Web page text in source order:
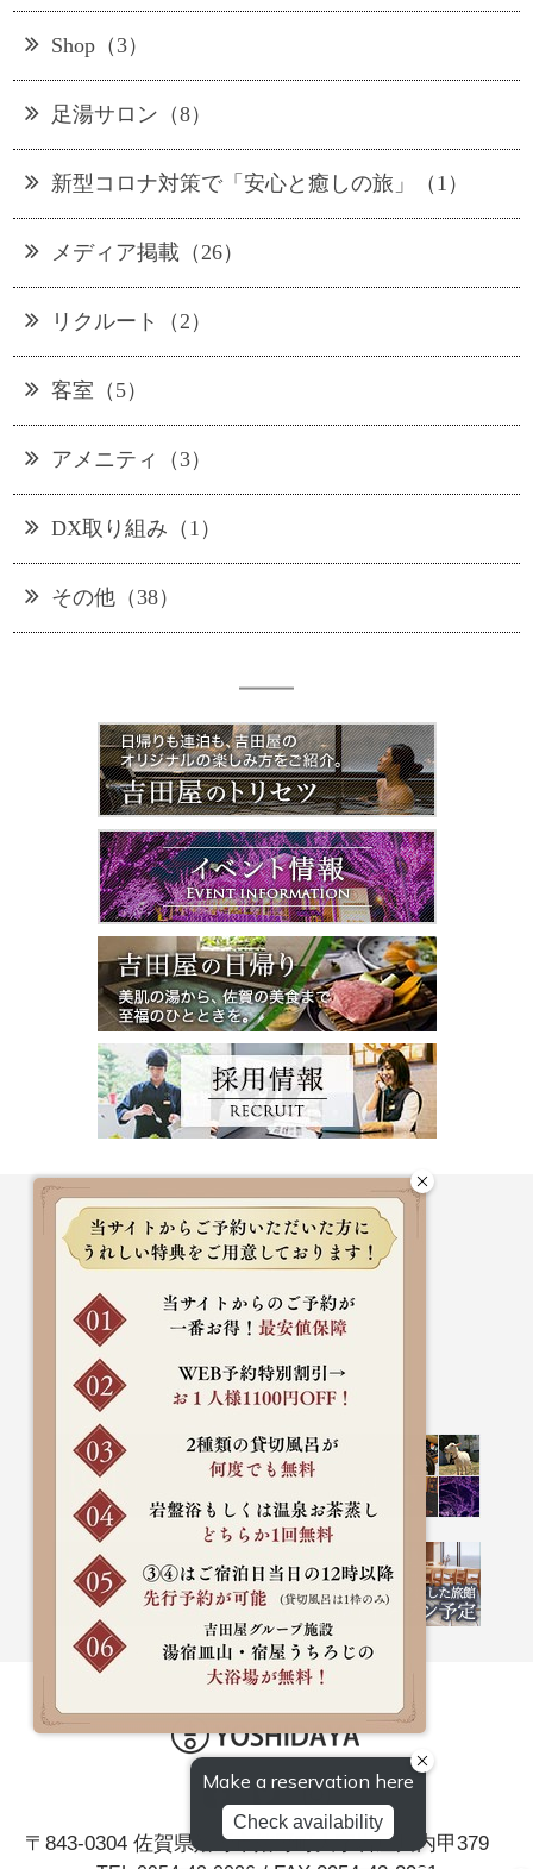
Shop（3）
足湯サロン（8）
新型コロナ対策で「安心と癒しの旅」（1）
メディア掲載（26）
リクルート（2）
客室（5）
アメニティ（3）
DX取り組み（1）
その他（38）
〒843-0304 佐賀県嬉野市嬉野町大字岩屋川内甲379